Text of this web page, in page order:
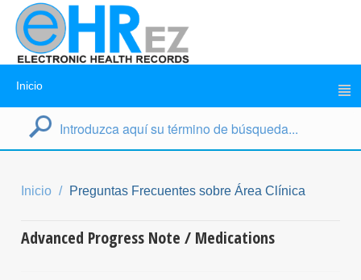
Inicio
Inicio Preguntas Frecuentes sobre Área Clínica
Advanced Progress Note / Medications